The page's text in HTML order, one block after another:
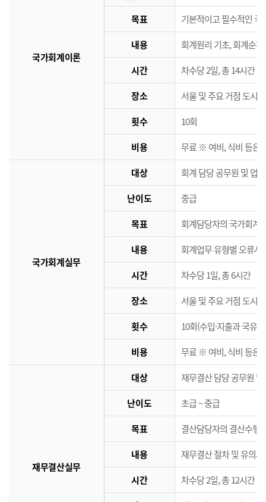
국가회계이론
목표 기본적이고 필수적인 국
내용 회계원리 기초, 회계순
시간 차수당 2일, 총 14시간
장소 서울 및 주요 거점 도시
횟수 10회
비용 무료 ※ 여비, 식비 등은
국가회계실무
대상 회계 담당 공무원 및 업
난이도 중급
목표 회계담당자의 국가회계
내용 회계업무 유형별 오류사
시간 차수당 1일, 총 6시간
장소 서울 및 주요 거점 도시
횟수 10회(수입·지출과 국유·
비용 무료 ※ 여비, 식비 등은
재무결산실무
대상 재무결산 담당 공무원
난이도 초급 ~ 중급
목표 결산담당자의 결산수행
내용 재무결산 절차 및 유의사
시간 차수당 2일, 총 12시간